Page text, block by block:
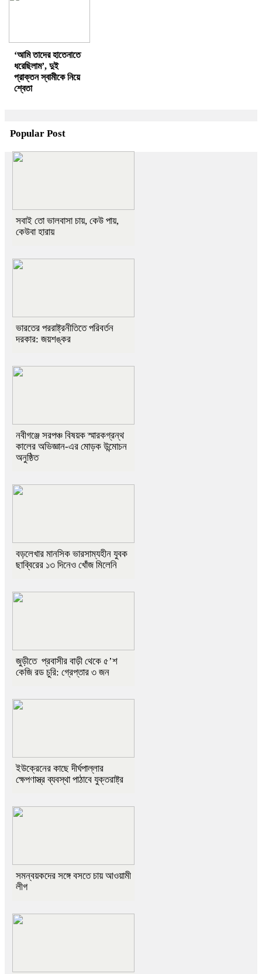
‘আমি তাদের হাতেনাতে
ধরেছিলাম’, দুই
প্রাক্তন স্বামীকে নিয়ে
শ্বেতা
Popular Post
সবাই তো ভালবাসা চায়, কেউ পায়,
কেউবা হারায়
ভারতের পররাষ্ট্রনীতিতে পরিবর্তন
দরকার: জয়শঙ্কর
নবীগঞ্জে সরপঞ্চ বিষয়ক স্মারকগ্রন্থ
কালের অভিজ্ঞান-এর মোড়ক উন্মোচন
অনুষ্ঠিত
বড়লেখার মানসিক ভারসাম্যহীন যুবক
ছাব্বিরের ১৩ দিনেও খোঁজ মিলেনি
জুড়ীতে প্রবাসীর বাড়ী থেকে ৫’শ
কেজি রড চুরি: গ্রেপ্তার ৩ জন
ইউক্রেনের কাছে দীর্ঘপাল্লার
ক্ষেপণাস্ত্র ব্যবস্থা পাঠাবে যুক্তরাষ্ট্র
সমন্বয়কদের সঙ্গে বসতে চায় আওয়ামী
লীগ